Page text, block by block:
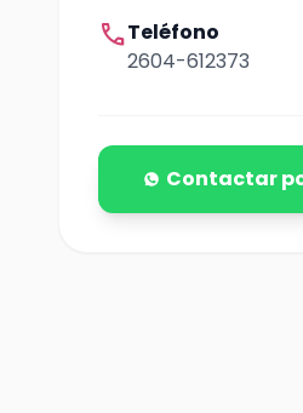
callTeléfono
2604-612373
Contactar